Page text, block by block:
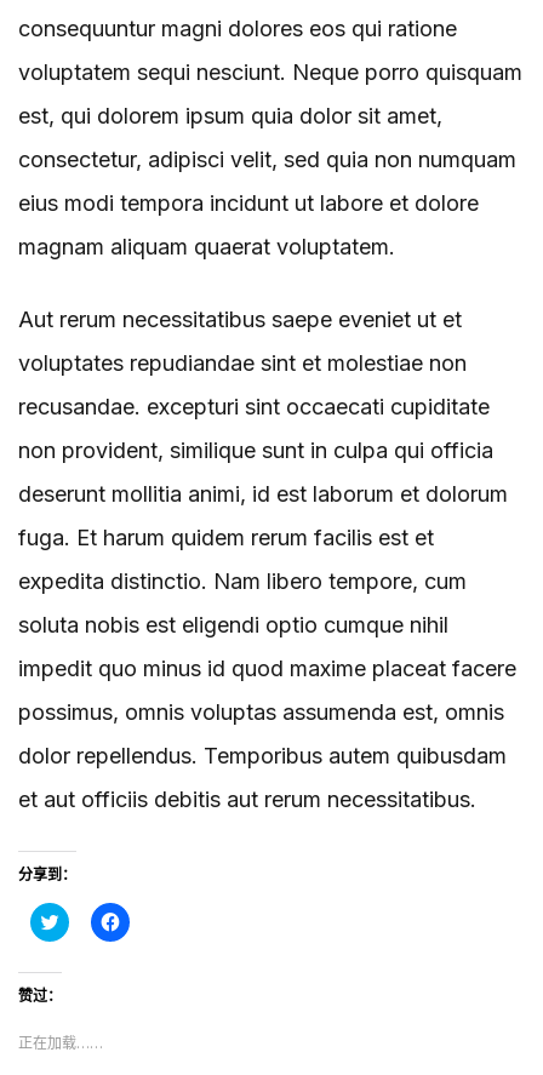
consequuntur magni dolores eos qui ratione
voluptatem sequi nesciunt. Neque porro quisquam
est, qui dolorem ipsum quia dolor sit amet,
consectetur, adipisci velit, sed quia non numquam
eius modi tempora incidunt ut labore et dolore
magnam aliquam quaerat voluptatem.
Aut rerum necessitatibus saepe eveniet ut et
voluptates repudiandae sint et molestiae non
recusandae. excepturi sint occaecati cupiditate
non provident, similique sunt in culpa qui officia
deserunt mollitia animi, id est laborum et dolorum
fuga. Et harum quidem rerum facilis est et
expedita distinctio. Nam libero tempore, cum
soluta nobis est eligendi optio cumque nihil
impedit quo minus id quod maxime placeat facere
possimus, omnis voluptas assumenda est, omnis
dolor repellendus. Temporibus autem quibusdam
et aut officiis debitis aut rerum necessitatibus.
分享到：
点
击
t
点
击
赞过：
正在加载……